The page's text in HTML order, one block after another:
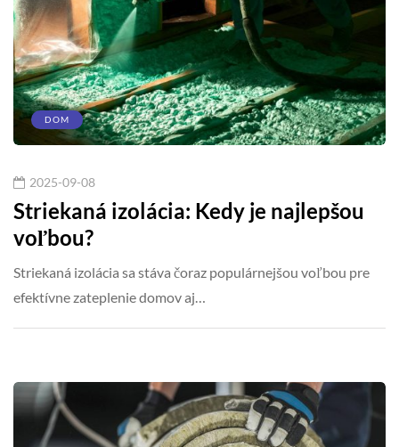
DOM
2025-09-08
Striekaná izolácia: Kedy je najlepšou
voľbou?
Striekaná izolácia sa stáva čoraz populárnejšou voľbou pre
efektívne zateplenie domov aj…